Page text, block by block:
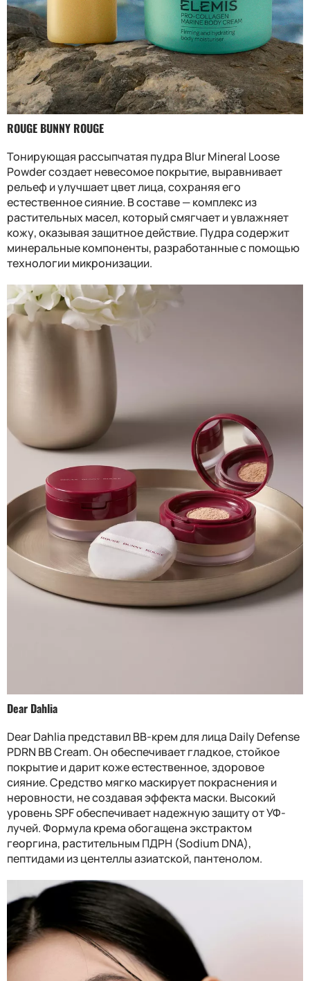
ROUGE BUNNY ROUGE
Тонирующая рассыпчатая пудра Blur Mineral Loose
Powder создает невесомое покрытие, выравнивает
рельеф и улучшает цвет лица, сохраняя его
естественное сияние. В составе — комплекс из
растительных масел, который смягчает и увлажняет
кожу, оказывая защитное действие. Пудра содержит
минеральные компоненты, разработанные с помощью
технологии микронизации.
Dear Dahlia
Dear Dahlia представил BB-крем для лица Daily Defense
PDRN BB Cream. Он обеспечивает гладкое, стойкое
покрытие и дарит коже естественное, здоровое
сияние. Средство мягко маскирует покраснения и
неровности, не создавая эффекта маски. Высокий
уровень SPF обеспечивает надежную защиту от УФ-
лучей. Формула крема обогащена экстрактом
георгина, растительным ПДРН (Sodium DNA),
пептидами из центеллы азиатской, пантенолом.